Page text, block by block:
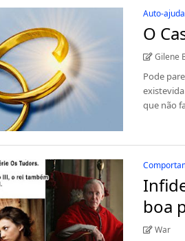
Auto-ajuda
O
Gilene
Pode
que não
boa
War